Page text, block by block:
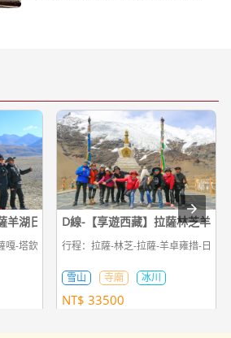
羊湖日喀則珠峰神山聖湖古格王朝16日遊
嘎-塔欽轉山-札達-塔欽-薩嘎-薩迦-日喀則-拉薩
D線-【享遊西藏】拉薩林芝羊湖
行程：拉薩-林芝-拉薩-羊卓雍措-日喀
雪山 寺廟 冰川
NT$ 33500